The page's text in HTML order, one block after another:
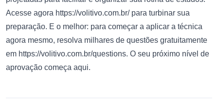
Acesse agora https://volitivo.com.br/para turbinar sua
preparação. E o melhor: para começar a aplicar a técnica
agora mesmo, resolva milhares de questões gratuitamente
em https://volitivo.com.br/questions. O seu próximo nível de
aprovação começa aqui.